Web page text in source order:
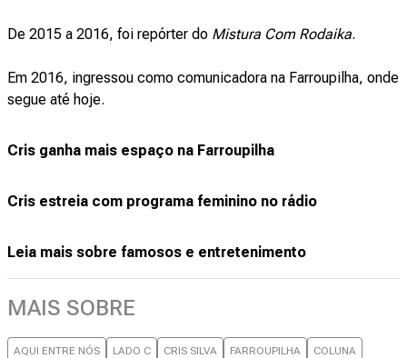
De 2015 a 2016, foi repórter do Mistura Com Rodaika.
Em 2016, ingressou como comunicadora na Farroupilha, onde
segue até hoje.
Cris ganha mais espaço na Farroupilha
Cris estreia com programa feminino no rádio
Leia mais sobre famosos e entretenimento
MAIS SOBRE
AQUI ENTRE NÓS LADO C CRIS SILVA FARROUPILHA COLUNA